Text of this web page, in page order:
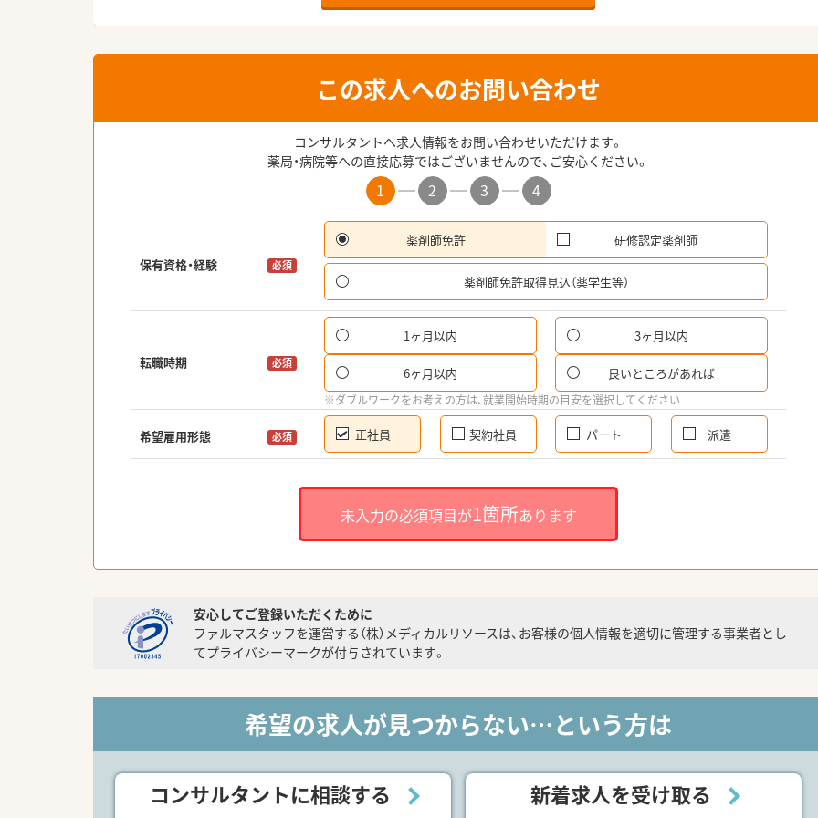
この求人へのお問い合わせ
コンサルタントへ求人情報をお問い合わせいただけます。
薬局・病院等への直接応募ではございませんので、ご安心ください。
1 2 3 4
保有資格・経験 必須
薬剤師免許 研修認定薬剤師
薬剤師免許取得見込（薬学生等）
転職時期 必須
1ヶ月以内 3ヶ月以内
6ヶ月以内 良いところがあれば
※ダブルワークをお考えの方は、就業開始時期の目安を選択してください
希望雇用形態 必須 正社員 契約社員 パート 派遣
未入力の必須項目が1箇所あります
安心してご登録いただくために
ファルマスタッフを運営する（株）メディカルリソースは、お客様の個人情報を適切に管理する事業者とし
てプライバシーマークが付与されています。
希望の求人が見つからない…という方は
コンサルタントに相談する 新着求人を受け取る